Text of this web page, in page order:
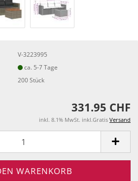
V-3223995
ca. 5-7 Tage
200Stück
331.95 CHF
inkl. 8.1% MwSt. inkl.Gratis Versand